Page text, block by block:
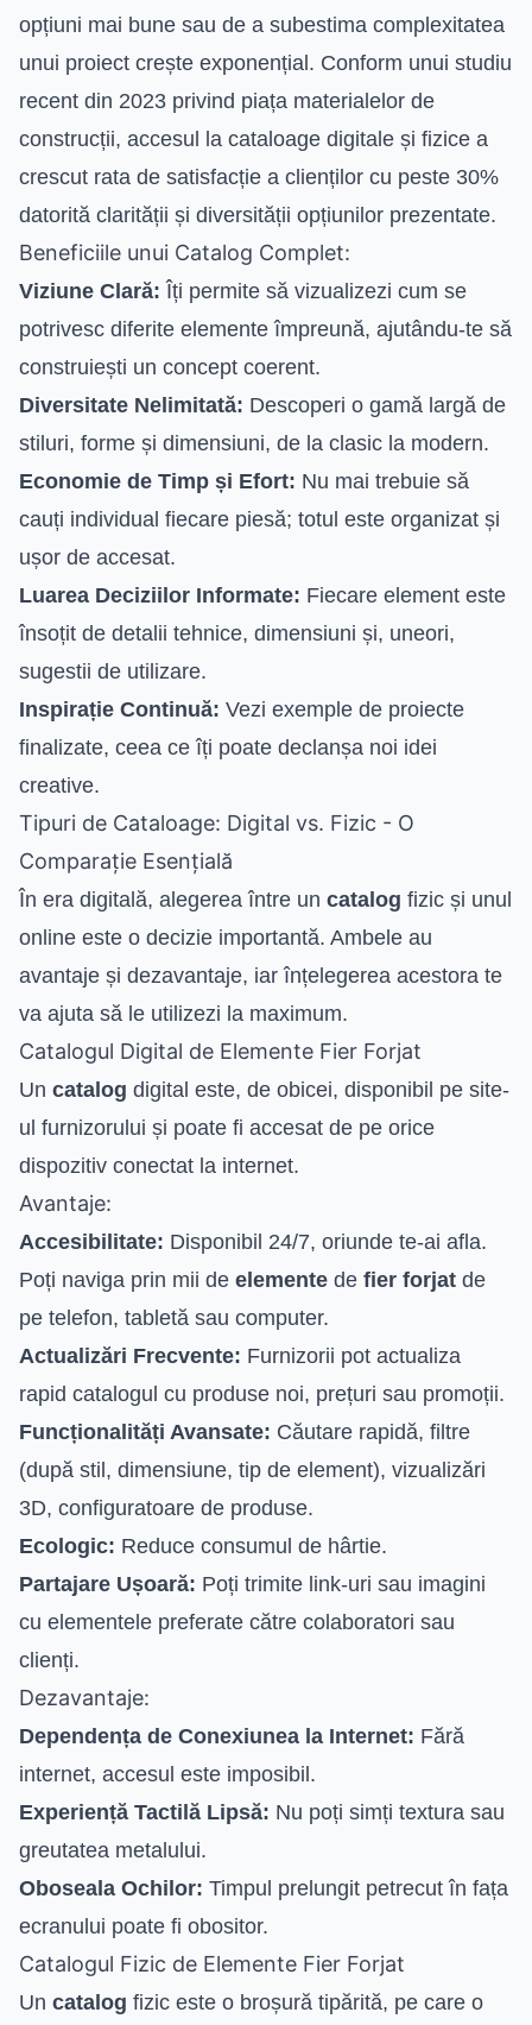
opțiuni mai bune sau de a subestima complexitatea
unui proiect crește exponențial. Conform unui studiu
recent din 2023 privind piața materialelor de
construcții, accesul la cataloage digitale și fizice a
crescut rata de satisfacție a clienților cu peste 30%
datorită clarității și diversității opțiunilor prezentate.
Beneficiile unui Catalog Complet:
Viziune Clară: Îți permite să vizualizezi cum se
potrivesc diferite elemente împreună, ajutându-te să
construiești un concept coerent.
Diversitate Nelimitată: Descoperi o gamă largă de
stiluri, forme și dimensiuni, de la clasic la modern.
Economie de Timp și Efort: Nu mai trebuie să
cauți individual fiecare piesă; totul este organizat și
ușor de accesat.
Luarea Deciziilor Informate: Fiecare element este
însoțit de detalii tehnice, dimensiuni și, uneori,
sugestii de utilizare.
Inspirație Continuă: Vezi exemple de proiecte
finalizate, ceea ce îți poate declanșa noi idei
creative.
Tipuri de Cataloage: Digital vs. Fizic - O
Comparație Esențială
În era digitală, alegerea între un catalog fizic și unul
online este o decizie importantă. Ambele au
avantaje și dezavantaje, iar înțelegerea acestora te
va ajuta să le utilizezi la maximum.
Catalogul Digital de Elemente Fier Forjat
Un catalog digital este, de obicei, disponibil pe site-
ul furnizorului și poate fi accesat de pe orice
dispozitiv conectat la internet.
Avantaje:
Accesibilitate: Disponibil 24/7, oriunde te-ai afla.
Poți naviga prin mii de elemente de fier forjat de
pe telefon, tabletă sau computer.
Actualizări Frecvente: Furnizorii pot actualiza
rapid catalogul cu produse noi, prețuri sau promoții.
Funcționalități Avansate: Căutare rapidă, filtre
(după stil, dimensiune, tip de element), vizualizări
3D, configuratoare de produse.
Ecologic: Reduce consumul de hârtie.
Partajare Ușoară: Poți trimite link-uri sau imagini
cu elementele preferate către colaboratori sau
clienți.
Dezavantaje:
Dependența de Conexiunea la Internet: Fără
internet, accesul este imposibil.
Experiență Tactilă Lipsă: Nu poți simți textura sau
greutatea metalului.
Oboseala Ochilor: Timpul prelungit petrecut în fața
ecranului poate fi obositor.
Catalogul Fizic de Elemente Fier Forjat
Un catalog fizic este o broșură tipărită, pe care o